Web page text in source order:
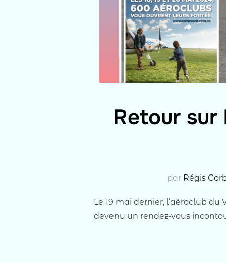
Retour sur
par Régis
Le 19 mai dernier, l’aéroclub
devenu un rendez-vous